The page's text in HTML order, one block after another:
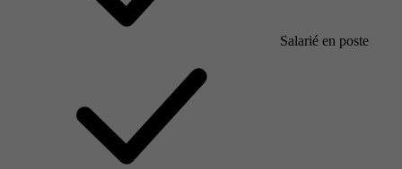
Salarié en poste